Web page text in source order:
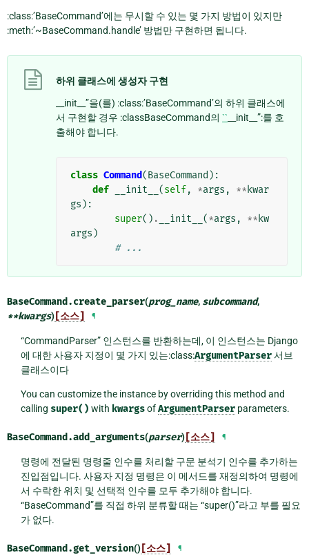
:class:’BaseCommand’에는 무시할 수 있는 몇 가지 방법이 있지만
:meth:’~BaseCommand.handle’ 방법만 구현하면 됩니다.
하위 클래스에 생성자 구현
__init__”을(를) :class:’BaseCommand’의 하위 클래스에
서 구현할 경우 :classBaseCommand의 `` __init__”:를 호
출해야 합니다.
class Command(BaseCommand ):
def
__init__ (self, *args , ** kwar
gs ):
super() . __init__ (*args , ** kw
args )
# ...
BaseCommand.create_parser(prog_name, subcommand,
**kwargs) [소스] ¶
“CommandParser” 인스턴스를 반환하는데, 이 인스턴스는 Django
에 대한 사용자 지정이 몇 가지 있는:class:ArgumentParser서브
클래스이다
You can customize the instance by overriding this method and
calling super() with kwargsofArgumentParserparameters.
BaseCommand.add_arguments(parser) [소스] ¶
명령에 전달된 명령줄 인수를 처리할 구문 분석기 인수를 추가하는
진입점입니다. 사용자 지정 명령은 이 메서드를 재정의하여 명령에
서 수락한 위치 및 선택적 인수를 모두 추가해야 합니다.
“BaseCommand”를 직접 하위 분류할 때는 “super()”라고 부를 필요
가 없다.
BaseCommand.get_version() [소스] ¶